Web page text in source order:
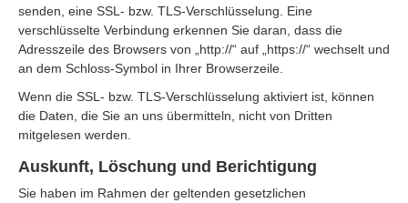
senden, eine SSL- bzw. TLS-Verschlüsselung. Eine
verschlüsselte Verbindung erkennen Sie daran, dass die
Adresszeile des Browsers von „http://“ auf „https://“ wechselt und
an dem Schloss-Symbol in Ihrer Browserzeile.
Wenn die SSL- bzw. TLS-Verschlüsselung aktiviert ist, können
die Daten, die Sie an uns übermitteln, nicht von Dritten
mitgelesen werden.
Auskunft, Löschung und Berichtigung
Sie haben im Rahmen der geltenden gesetzlichen